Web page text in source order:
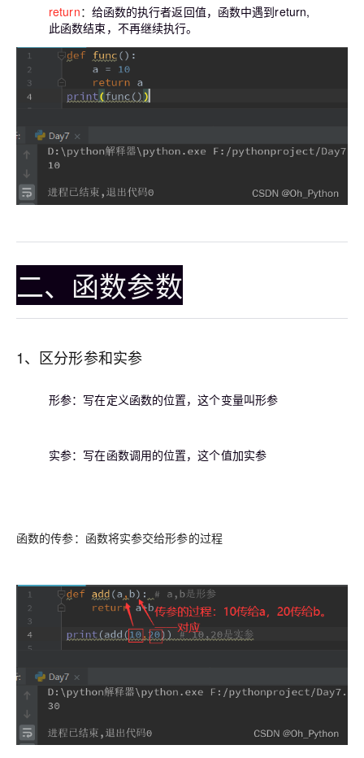
return： 给函数的执行者返回值，函数中遇到return,
此函数结束，不再继续执行。
二、函数参数
1、区分形参和实参
形参：写在定义函数的位置，这个变量叫形参
实参：写在函数调用的位置，这个值加实参
函数的传参：函数将实参交给形参的过程